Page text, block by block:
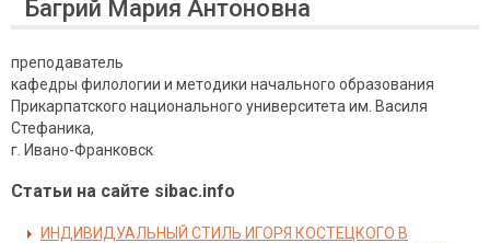
Багрий Мария Антоновна
преподаватель
кафедры филологии и методики начального образования
Прикарпатского национального университета им. Василя
Стефаника,
г. Ивано-Франковск
Статьи на сайте sibac.info
ИНДИВИДУАЛЬНЫЙ СТИЛЬ ИГОРЯ КОСТЕЦКОГО В